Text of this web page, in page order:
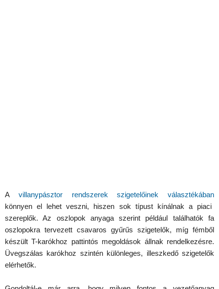
A villanypásztor rendszerek szigetelőinek választékában
könnyen el lehet veszni, hiszen sok típust kínálnak a piaci
szereplők. Az oszlopok anyaga szerint például találhatók fa
oszlopokra tervezett csavaros gyűrűs szigetelők, míg fémből
készült T-karókhoz pattintós megoldások állnak rendelkezésre.
Üvegszálas karókhoz szintén különleges, illeszkedő szigetelők
elérhetők.